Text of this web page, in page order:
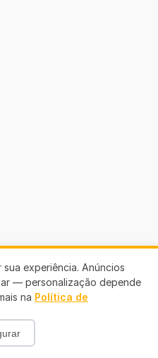
experiência. Anúncios
— personalização depende
na Política de